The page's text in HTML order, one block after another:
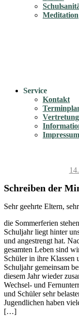
Meditation
Service
Kontakt
Impressum
Schreiben der
Sehr geehrte Eltern,
die Sommerferien
Schuljahr liegt hinter
und angestrengt hat.
gesamten Leben sind
Schüler in ihre Klassen
Schuljahr gemeinsam
diesem Jahr wieder
Wechsel- und
und Schüler sehr
Jugendlichen haben
[…]